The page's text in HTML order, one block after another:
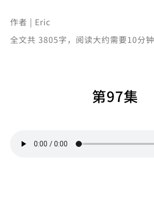
作者 | Eric
全文共 3805字，阅读大约需要10分钟
第97集